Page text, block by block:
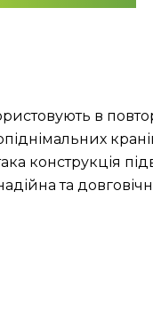
в
конструкція
та